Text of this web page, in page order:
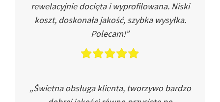
rewelacyjnie docięta i wyprofilowana. Niski
koszt, doskonała jakość, szybka wysyłka.
Polecam!”
„Świetna obsługa klienta, tworzywo bardzo